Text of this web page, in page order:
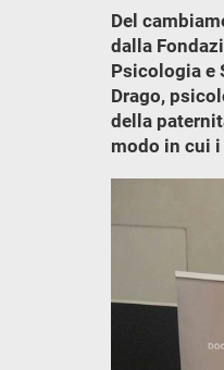
Del
dalla
Psicologia e
Drago,
della
modo in cui